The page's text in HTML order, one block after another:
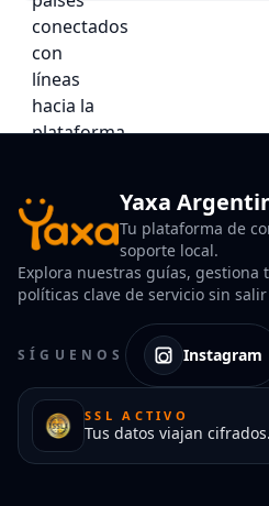
Yaxa
Tu plataforma de
soporte local.
Explora nuestras guías, gestiona
políticas clave de servicio sin
SÍGUENOS Instagram
SSL ACTIVO
Tus datos viajan cifrados.